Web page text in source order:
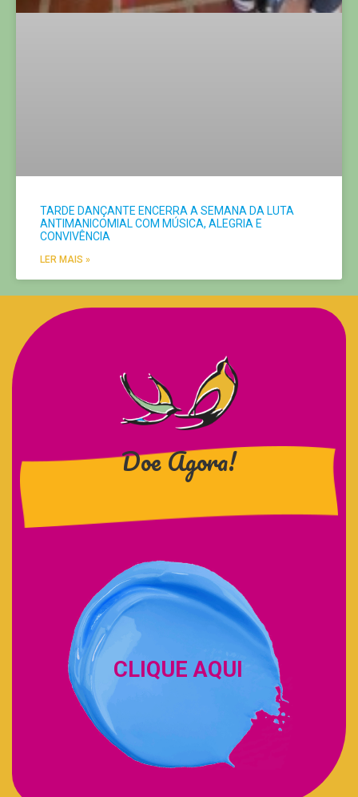
TARDE DANÇANTE ENCERRA A SEMANA DA LUTA
ANTIMANICOMIAL COM MÚSICA, ALEGRIA E
CONVIVÊNCIA
LER MAIS »
Doe Agora!
CLIQUE AQUI